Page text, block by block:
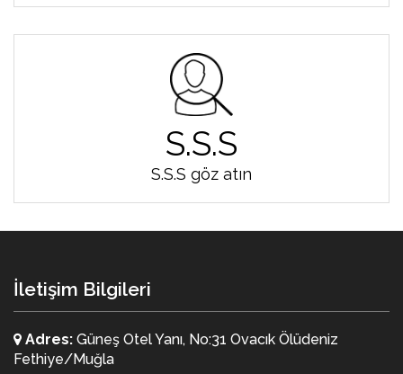
S.S.S
S.S.S göz atın
İletişim Bilgileri
Adres: Güneş Otel Yanı, No:31 Ovacık Ölüdeniz
Fethiye/Muğla